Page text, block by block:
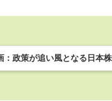
：政策が追い風となる日本